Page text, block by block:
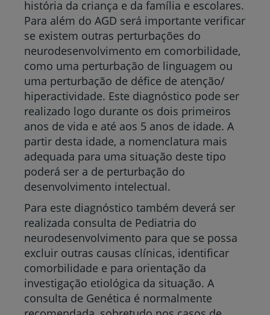
história da criança e da família e escolares.
Para além do AGD será importante verificar
se existem outras perturbações do
neurodesenvolvimento em comorbilidade,
como uma perturbação de linguagem ou
uma perturbação de défice de atenção/
hiperactividade. Este diagnóstico pode ser
realizado logo durante os dois primeiros
anos de vida e até aos 5 anos de idade. A
partir desta idade, a nomenclatura mais
adequada para uma situação deste tipo
poderá ser a de perturbação do
desenvolvimento intelectual.
Para este diagnóstico também deverá ser
realizada consulta de Pediatria do
neurodesenvolvimento para que se possa
excluir outras causas clínicas, identificar
comorbilidade e para orientação da
investigação etiológica da situação. A
consulta de Genética é normalmente